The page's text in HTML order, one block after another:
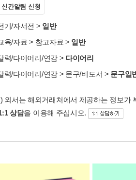
신간알림 신청
기/자서전 > 일반
육/자료 > 참고자료 > 일반
력/다이어리/연감> 다이어리
력/다이어리/연감> 문구/비도서 > 문구일
외서는 해외거래처에서 제공하는 정보가
상담을 이용해 주십시오.